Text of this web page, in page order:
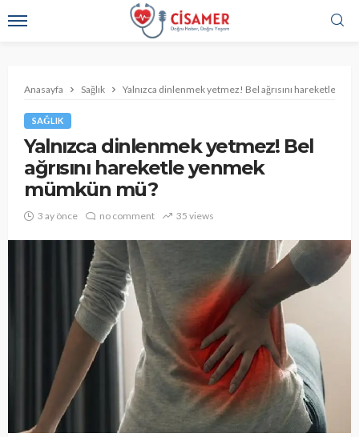
Anasayfa Sağlık Yalnızca dinlenmek yetmez! Bel ağrısını hareketle
SAĞLIK
Yalnızca dinlenmek yetmez! Bel
ağrısını hareketle yenmek
mümkün mü?
3 ay önce no comment 35 views